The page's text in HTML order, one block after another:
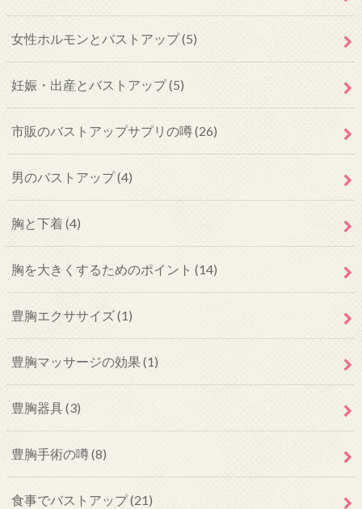
女性ホルモンとバストアップ(5)
妊娠・出産とバストアップ(5)
市販のバストアップサプリの噂(26)
男のバストアップ(4)
胸と下着(4)
胸を大きくするためのポイント (14)
豊胸エクササイズ(1)
豊胸マッサージの効果(1)
豊胸器具(3)
豊胸手術の噂(8)
食事でバストアップ(21)